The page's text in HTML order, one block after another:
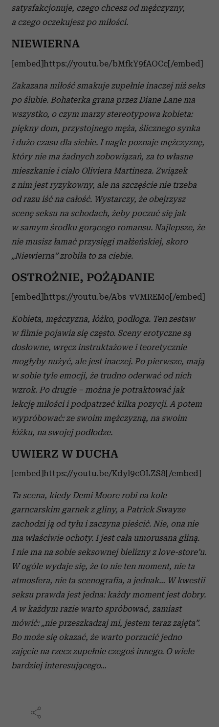
otrzymanymi od Ciebie lub uzyskanymi podczas
korzystania z ich usług.
satysfakcjonuje, czego chcesz od mężczyzny,
a czego oczekujesz po miłości.
NIEWIERNA
[embed]https://youtu.be/bMfkY9fAOCc[/embed]
Zakazana miłość smakuje zupełnie inaczej niż seks
po ślubie. Bohaterka grana przez Diane Lane ma
wszystko, o czym marzy stereotypowa kobieta:
piękny dom, przystojnego męża, ślicznego synka
i dużo czasu dla siebie. I nagle poznaje mężczyznę,
który nie ma żadnych zobowiązań, za to własne
mieszkanie i ciało Oliviera Martineza. Związek
z nim jest ryzykowny, ale na szczęście nie trzeba
od razu iść na całość. Wystarczy, że obejrzysz
scenę seksu na schodach, żeby poczuć się jak
w samym środku gorącego romansu. Najlepsze, że
nie musisz łamać przysięgi małżeńskiej, skoro
„Niewierna” zrobiła to za ciebie.
OSTROŻNIE, POŻĄDANIE
[embed]https://youtu.be/Abs-vVMREMo[/embed]
Kobieta, mężczyzna, łóżko, podłoga. Ten zestaw
w filmie pojawia się często. Sceny erotyczne są
dosłowne, wręcz instruktażowe i teoretycznie
mogłyby nużyć, ale jest inaczej. Po pierwsze, mają
w sobie tyle emocji, że trudno oderwać od nich
wzrok. Po drugie – można je potraktować jak
lekcję miłości i podpatrzeć kilka pozycji. A potem
wypróbować: ze swoim mężczyzną, na swoim
łóżku, na swojej podłodze.
UWIERZ W DUCHA
[embed]https://youtu.be/Kdyl9cOLZS8[/embed]
Ta scena, kiedy Demi Moore robi na kole
garncarskim garnek z gliny, a Patrick Swayze
zachodzi ją od tyłu i zaczyna pieścić. Nie, ona nie
ma właściwie ochoty. I jest cała umorusana gliną.
I nie ma na sobie seksownej bielizny z love-store’u.
W ogóle wydaje się, że to nie ten moment, nie ta
atmosfera, nie ta scenografia, a jednak… W kwestii
seksu prawda jest jedna: każdy moment jest dobry.
A w każdym razie warto spróbować, zamiast
mówić: „nie przeszkadzaj mi, jestem teraz zajęta”.
Bo może się okazać, że warto porzucić jedno
zajęcie na rzecz zupełnie czegoś innego. O wiele
bardziej interesującego…